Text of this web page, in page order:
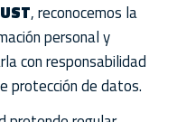
, reconocemos la
personal y
con responsabilidad
protección de datos.